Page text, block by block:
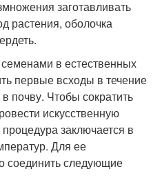
заготавливать
растения, оболочка
в естественных
первые всходы в течение
почву. Чтобы сократить
искусственную
заключается в
Для ее
соединить следующие